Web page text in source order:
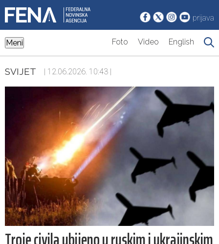
prijava
Meni Foto Video English
SVIJET | 12.06.2026. 10:43 |